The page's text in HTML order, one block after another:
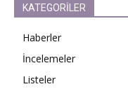
KATEGORİLER
Haberler
İncelemeler
Listeler